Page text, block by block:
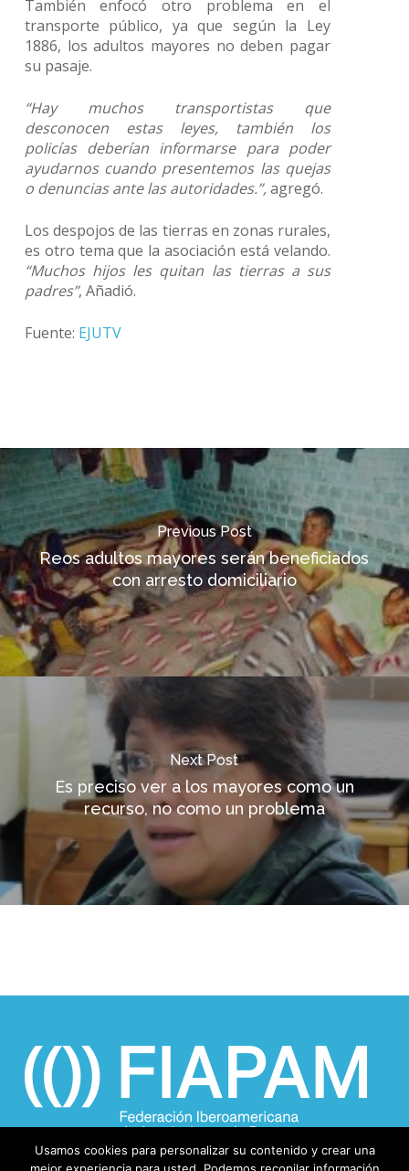
También enfocó otro problema en el
transporte público, ya que según la Ley
1886, los adultos mayores no deben pagar
su pasaje.
“Hay muchos transportistas que
desconocen estas leyes, también los
policías deberían informarse para poder
ayudarnos cuando presentemos las quejas
o denuncias ante las autoridades.”,agregó.
Los despojos de las tierras en zonas rurales,
es otro tema que la asociación está velando.
“Muchos hijos les quitan las tierras a sus
padres”, Añadió.
Fuente: EJUTV
Previous Post
Reos adultos mayores serán beneficiados
con arresto domiciliario
Next Post
Es preciso ver a los mayores como un
recurso, no como un problema
Usamos cookies para personalizar su contenido y crear una